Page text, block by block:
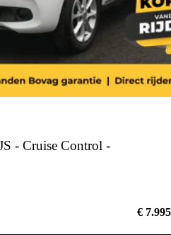
- Cruise Control -
€ 7.995